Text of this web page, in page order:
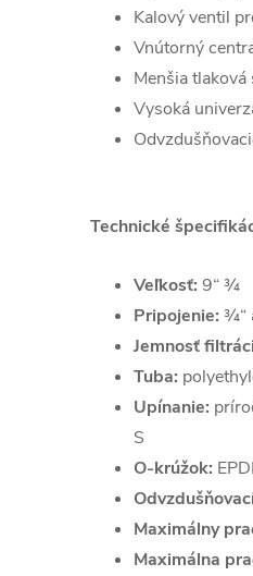
Kalový ventil
Vnútorný
Menšia
Vysoká
Technické
Veľkosť: 9“ ¾
Pripojenie: ¾“
Jemnosť
Tuba:
Upínanie:
S
O-krúžok:
Maximálny
Maximálna